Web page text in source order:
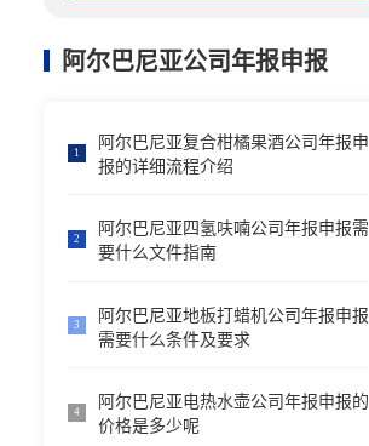
阿尔巴尼亚公司年报申报
1
阿尔巴尼亚复合柑橘果酒公司年报申
报的详细流程介绍
2
阿尔巴尼亚四氢呋喃公司年报申报需
要什么文件指南
3
阿尔巴尼亚地板打蜡机公司年报申报
需要什么条件及要求
4
阿尔巴尼亚电热水壶公司年报申报的
价格是多少呢